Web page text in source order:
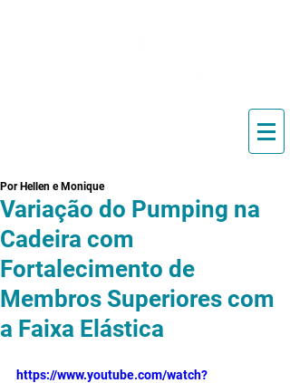
Variação do Pumping na
Cadeira com
Fortalecimento de
Membros Superiores com
a Faixa Elástica
Por Hellen e Monique
https://www.youtube.com/watch?